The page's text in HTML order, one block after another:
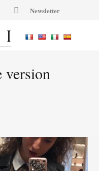
Newsletter
version